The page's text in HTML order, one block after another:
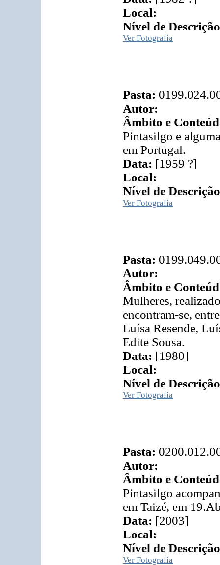
Local:
Nível de
Ver Fotografia
Pasta:
Autor:
Âmbito e
Pintasilgo e
em Portugal.
Data: [1959 ?]
Local:
Nível de
Ver Fotografia
Pasta:
Autor:
Âmbito e
Mulheres,
encontram-se,
Luísa Resende,
Edite Sousa.
Data: [1980]
Local:
Nível de
Ver Fotografia
Pasta:
Autor:
Âmbito e
Pintasilgo
em Taizé, em
Data: [2003]
Local:
Nível de
Ver Fotografia